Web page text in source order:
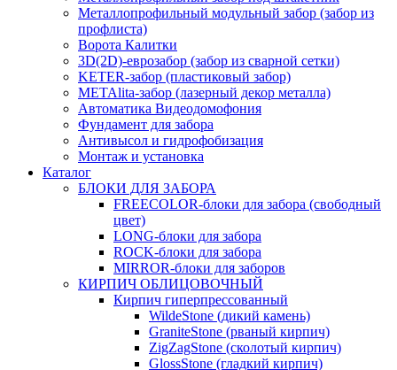
Металлопрофильный модульный забор (забор из
профлиста)
Ворота Калитки
3D(2D)-еврозабор (забор из сварной сетки)
KETER-забор (пластиковый забор)
METAlita-забор (лaзерный декор металла)
Автоматика Видеодомофония
Фундамент для забора
Антивысол и гидрофобизация
Монтаж и установка
Каталог
БЛОКИ ДЛЯ ЗАБОРА
FREECOLOR-блоки для забора (свободный
цвет)
LONG-блоки для забора
ROCK-блоки для забора
MIRROR-блоки для заборов
КИРПИЧ ОБЛИЦОВОЧНЫЙ
Кирпич гиперпрессованный
WildeStone (дикий камень)
GraniteStone (рваный кирпич)
ZigZagStone (сколотый кирпич)
GlossStone (гладкий кирпич)